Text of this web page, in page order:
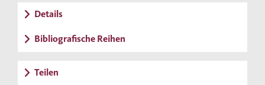
Details
Bibliografische Reihen
Teilen